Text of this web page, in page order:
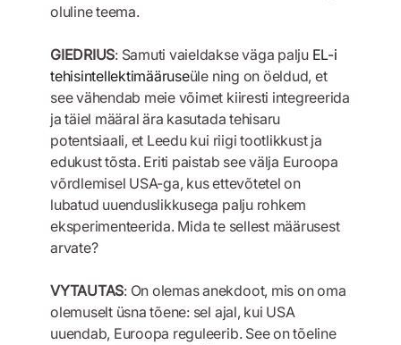
oluline teema.
GIEDRIUS: Samuti vaieldakse väga palju EL-i
tehisintellektimääruseüle ning on öeldud, et
see vähendab meie võimet kiiresti integreerida
ja täiel määral ära kasutada tehisaru
potentsiaali, et Leedu kui riigi tootlikkust ja
edukust tõsta. Eriti paistab see välja Euroopa
võrdlemisel USA-ga, kus ettevõtetel on
lubatud uuenduslikkusega palju rohkem
eksperimenteerida. Mida te sellest määrusest
arvate?
VYTAUTAS: On olemas anekdoot, mis on oma
olemuselt üsna tõene: sel ajal, kui USA
uuendab, Euroopa reguleerib. See on tõeline